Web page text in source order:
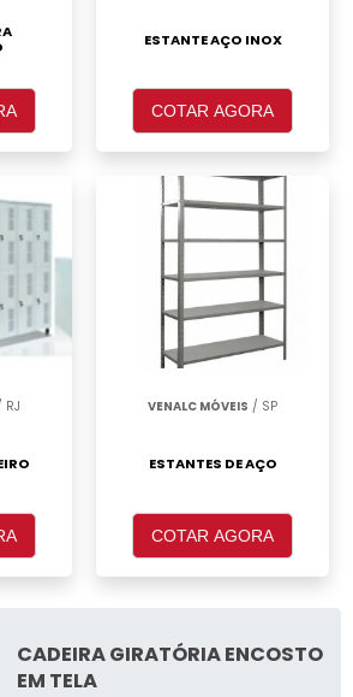
ESTANTE AÇO INOX
COTAR AGORA
RJ VENALC MÓVEIS / SP
ESTANTES DE AÇO
COTAR AGORA
CADEIRA GIRATÓRIA ENCOSTO
EM TELA